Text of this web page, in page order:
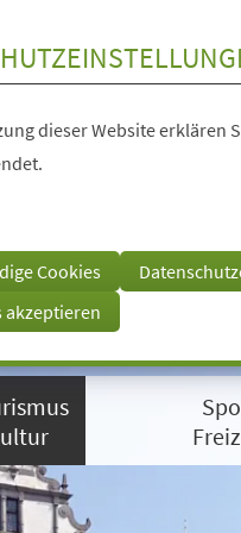
dieser Website erklären
Cookies
akzeptieren